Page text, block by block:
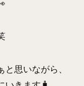
思いながら、